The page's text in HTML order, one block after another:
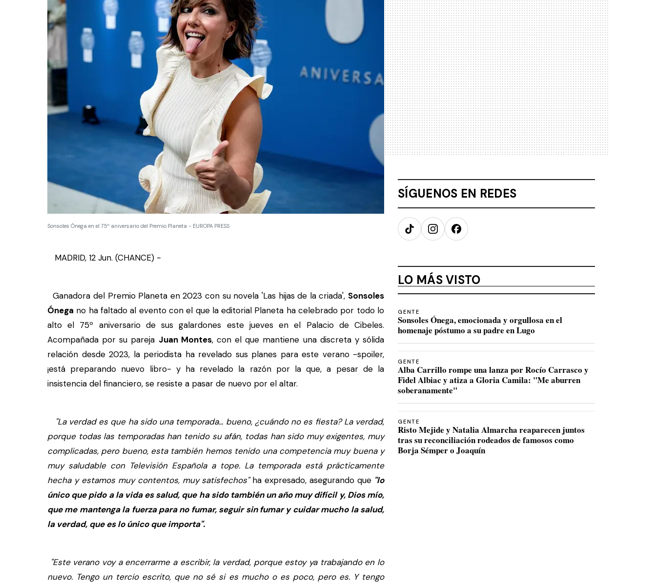
Sonsoles Ónega en el 75º aniversario del Premio Planeta - EUROPA PRESS
MADRID, 12 Jun. (CHANCE) -
Ganadora del Premio Planeta en 2023 con su novela 'Las hijas de la criada', Sonsoles
Ónega no ha faltado al evento con el que la editorial Planeta ha celebrado por todo lo
alto el 75º aniversario de sus galardones este jueves en el Palacio de Cibeles.
Acompañada por su pareja Juan Montes, con el que mantiene una discreta y sólida
relación desde 2023, la periodista ha revelado sus planes para este verano -spoiler,
¡está preparando nuevo libro- y ha revelado la razón por la que, a pesar de la
insistencia del financiero, se resiste a pasar de nuevo por el altar.
"La verdad es que ha sido una temporada... bueno, ¿cuándo no es fiesta? La verdad,
porque todas las temporadas han tenido su afán, todas han sido muy exigentes, muy
complicadas, pero bueno, esta también hemos tenido una competencia muy buena y
muy saludable con Televisión Española a tope. La temporada está prácticamente
hecha y estamos muy contentos, muy satisfechos"ha expresado, asegurando que "lo
único que pido a la vida es salud, que ha sido también un año muy difícil y, Dios mío,
que me mantenga la fuerza para no fumar, seguir sin fumar y cuidar mucho la salud,
la verdad, que es lo único que importa".
"Este verano voy a encerrarme a escribir, la verdad, porque estoy ya trabajando en lo
nuevo. Tengo un tercio escrito, que no sé si es mucho o es poco, pero es. Y tengo
SÍGUENOS EN REDES
TikTokInstagramFacebook
LO MÁS VISTO
GENTE
Sonsoles Ónega, emocionada y orgullosa en el
homenaje póstumo a su padre en Lugo
GENTE
Alba Carrillo rompe una lanza por Rocío Carrasco y
Fidel Albiac y atiza a Gloria Camila: "Me aburren
soberanamente"
GENTE
Risto Mejide y Natalia Almarcha reaparecen juntos
tras su reconciliación rodeados de famosos como
Borja Sémper o Joaquín